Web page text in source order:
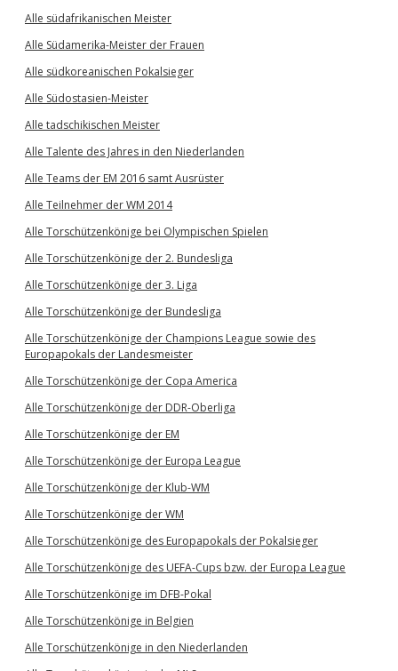
Alle südafrikanischen Meister
Alle Südamerika-Meister der Frauen
Alle südkoreanischen Pokalsieger
Alle Südostasien-Meister
Alle tadschikischen Meister
Alle Talente des Jahres in den Niederlanden
Alle Teams der EM 2016 samt Ausrüster
Alle Teilnehmer der WM 2014
Alle Torschützenkönige bei Olympischen Spielen
Alle Torschützenkönige der 2. Bundesliga
Alle Torschützenkönige der 3. Liga
Alle Torschützenkönige der Bundesliga
Alle Torschützenkönige der Champions League sowie des
Europapokals der Landesmeister
Alle Torschützenkönige der Copa America
Alle Torschützenkönige der DDR-Oberliga
Alle Torschützenkönige der EM
Alle Torschützenkönige der Europa League
Alle Torschützenkönige der Klub-WM
Alle Torschützenkönige der WM
Alle Torschützenkönige des Europapokals der Pokalsieger
Alle Torschützenkönige des UEFA-Cups bzw. der Europa League
Alle Torschützenkönige im DFB-Pokal
Alle Torschützenkönige in Belgien
Alle Torschützenkönige in den Niederlanden